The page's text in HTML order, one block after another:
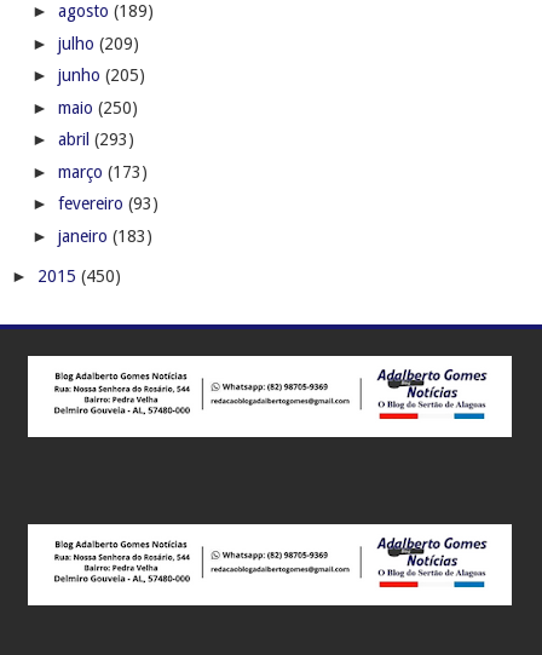
► agosto (189)
► julho (209)
► junho (205)
► maio (250)
► abril (293)
► março (173)
► fevereiro (93)
► janeiro (183)
► 2015 (450)